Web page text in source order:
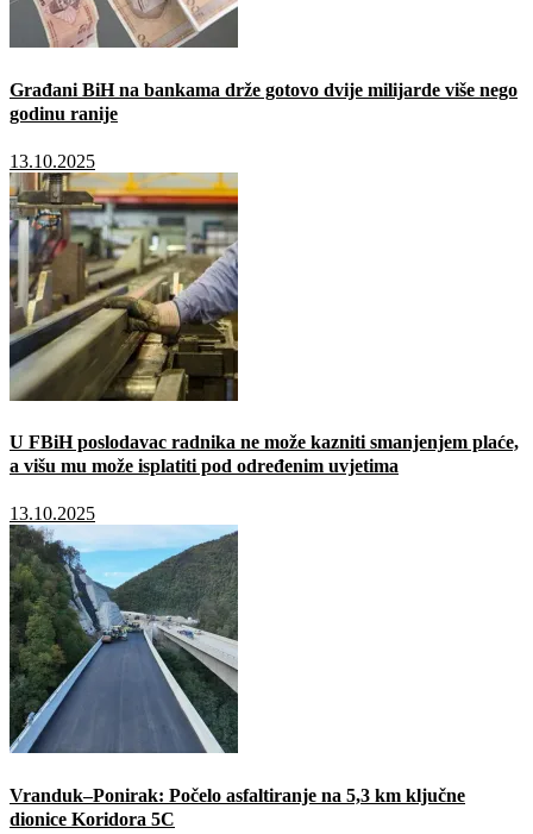
Građani BiH na bankama drže gotovo dvije milijarde više nego
godinu ranije
13.10.2025
U FBiH poslodavac radnika ne može kazniti smanjenjem plaće,
a višu mu može isplatiti pod određenim uvjetima
13.10.2025
Vranduk–Ponirak: Počelo asfaltiranje na 5,3 km ključne
dionice Koridora 5C